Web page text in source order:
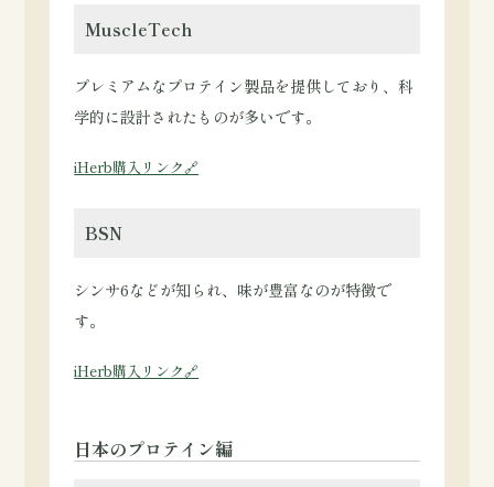
MuscleTech
プレミアムなプロテイン製品を提供しており、科
学的に設計されたものが多いです。
iHerb購入リンク🔗
BSN
シンサ6などが知られ、味が豊富なのが特徴で
す。
iHerb購入リンク🔗
日本のプロテイン編